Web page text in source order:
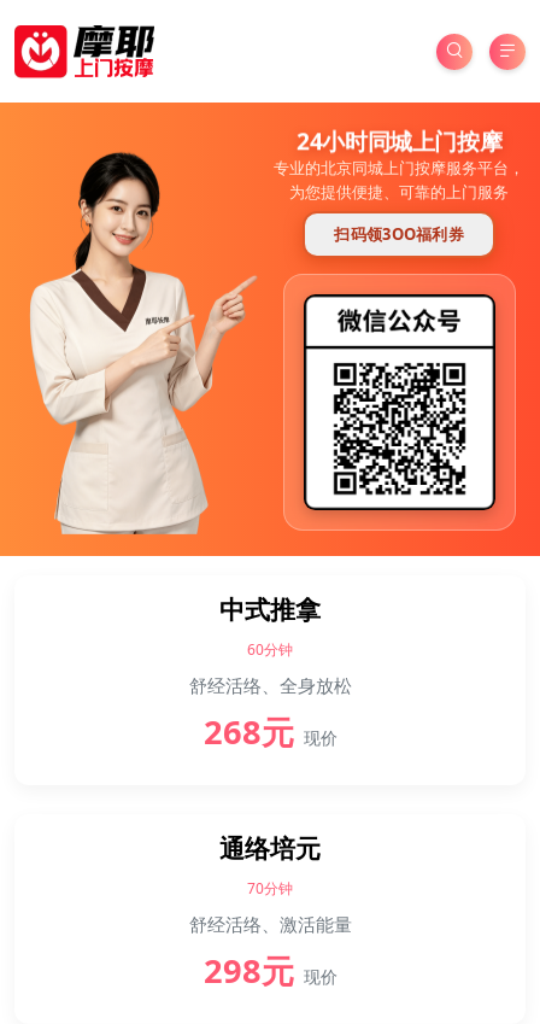
24小时同城上门按摩
专业的北京同城上门按摩服务平台，
为您提供便捷、可靠的上门服务
扫码领3OO福利券
中式推拿
60分钟
舒经活络、全身放松
268元 现价
通络培元
70分钟
舒经活络、激活能量
298元 现价